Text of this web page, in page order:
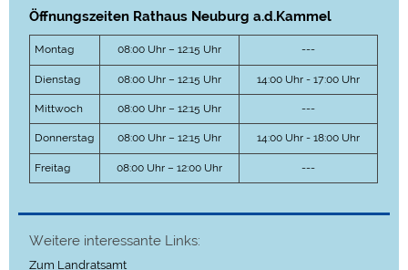
Öffnungszeiten Rathaus Neuburg a.d.Kammel
Montag 08:00 Uhr – 12:15 Uhr ---
Dienstag 08:00 Uhr – 12:15 Uhr 14:00 Uhr - 17:00 Uhr
Mittwoch 08:00 Uhr – 12:15 Uhr ---
Donnerstag 08:00 Uhr – 12:15 Uhr 14:00 Uhr - 18:00 Uhr
Freitag 08:00 Uhr – 12:00 Uhr ---
Weitere interessante Links:
Zum Landratsamt